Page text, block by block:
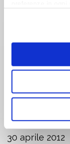
TRENTINO
UMBRIA
VENETO
30 aprile 2012